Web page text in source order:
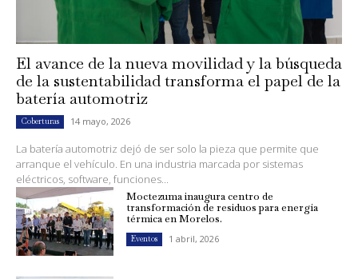
El avance de la nueva movilidad y la búsqueda
de la sustentabilidad transforma el papel de la
batería automotriz
Coberturas 14 mayo, 2026
La batería automotriz dejó de ser solo la pieza que permite que
arranque el vehículo. En una industria marcada por sistemas
eléctricos, software, funciones...
Moctezuma inaugura centro de
transformación de residuos para energía
térmica en Morelos.
Eventos 1 abril, 2026